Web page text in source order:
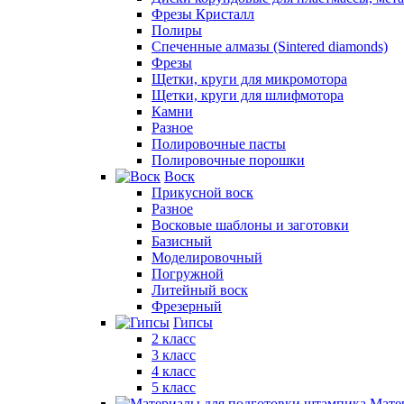
Фрезы Кристалл
Полиры
Спеченные алмазы (Sintered diamonds)
Фрезы
Щетки, круги для микромотора
Щетки, круги для шлифмотора
Камни
Разное
Полировочные пасты
Полировочные порошки
Воск
Прикусной воск
Разное
Восковые шаблоны и заготовки
Базисный
Моделировочный
Погружной
Литейный воск
Фрезерный
Гипсы
2 класс
3 класс
4 класс
5 класс